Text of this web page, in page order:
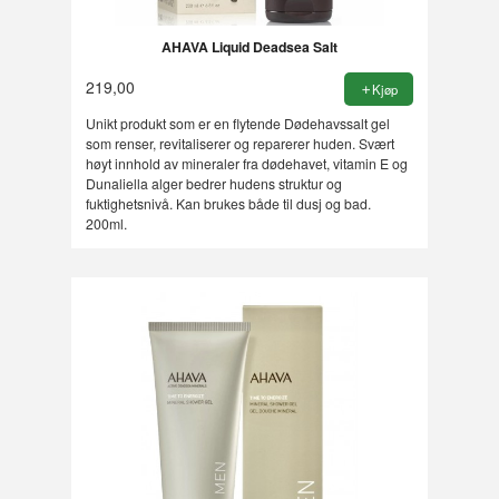
AHAVA Liquid Deadsea Salt
219,00 Kjøp
Unikt produkt som er en flytende Dødehavssalt gel
som renser, revitaliserer og reparerer huden. Svært
høyt innhold av mineraler fra dødehavet, vitamin E og
Dunaliella alger bedrer hudens struktur og
fuktighetsnivå. Kan brukes både til dusj og bad.
200ml.